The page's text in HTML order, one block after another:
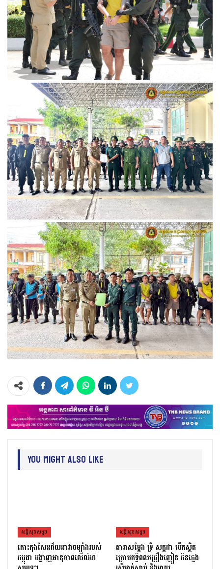
You Might Also Like
សន្តិសុខសង្គម
កោះកុងសែនជ័យនាវាចម្បាំងរបស់
កម្ពុជា បង្ហាញអានុភាពលើលំហ
សន្តិសុខសង្គម
តារាសម្ដែង ទ្រី សក្កដា បើកស្ថិត
ក្រោមឥទ្ធិពលគ្រឿងញៀន កិនក្មេង